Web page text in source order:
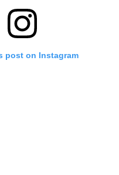
post on Instagram